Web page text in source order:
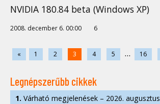
NVIDIA 180.84 beta (Windows XP)
2008. december 6. 00:00 6
« 1 2 3 4 5 ... 16
Legnépszerűbb cikkek
1. Várható megjelenések – 2026. augusztus